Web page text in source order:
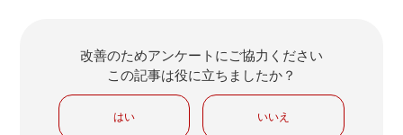
改善のためアンケートにご協力ください
この記事は役に立ちましたか？
はい いいえ